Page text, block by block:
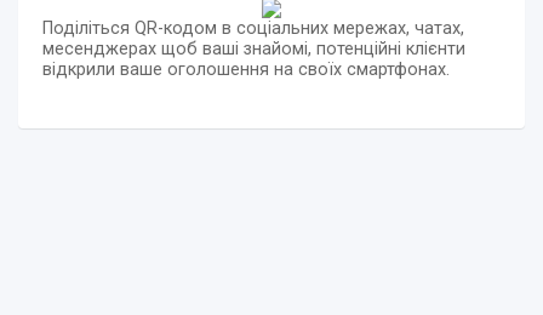
Поділіться QR-кодом в соціальних мережах, чатах,
месенджерах щоб ваші знайомі, потенційні клієнти
відкрили ваше оголошення на своїх смартфонах.